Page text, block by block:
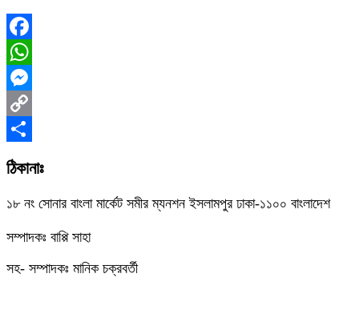
Facebook
WhatsApp
Messenger
Copy
Link
Share
ঠিকানাঃ
১৮ নং সোনার বাংলা মার্কেট সমীর ম্যনশন ইসলামপুর ঢাকা-১১০০ বাংলাদেশ
সম্পাদকঃ বাপ্পি সাহা
সহ- সম্পাদকঃ মানিক চক্রবর্তী